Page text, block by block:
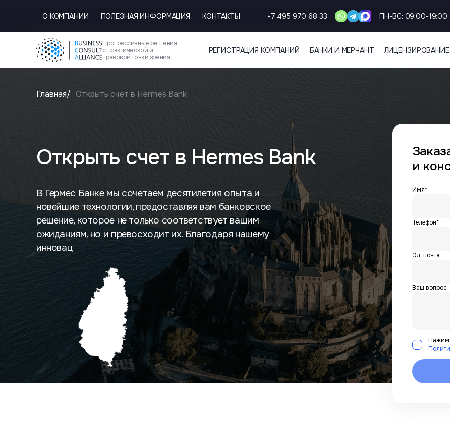
О КОМПАНИИ ПОЛЕЗНАЯ ИНФОРМАЦИЯ КОНТАКТЫ +7 495 970 68 33 ПН-ВС: 09:00-19:00
Прогрессивные решения
с практической и
правовой точки зрения
РЕГИСТРАЦИЯ КОМПАНИЙ БАНКИ И МЕРЧАНТ ЛИЦЕНЗИРОВАНИЕ
Главная Открыть счет в Hermes Bank
Открыть счет в Hermes Bank
В Гермес Банке мы сочетаем десятилетия опыта и
новейшие технологии, предоставляя вам банковское
решение, которое не только соответствует вашим
ожиданиям, но и превосходит их. Благодаря нашему
инновац
и
Имя*
Телефон*
Эл. почта
Ваш вопрос